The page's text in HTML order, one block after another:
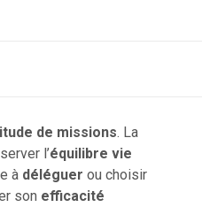
de missions. La
l’équilibre vie
à déléguer ou choisir
son efficacité